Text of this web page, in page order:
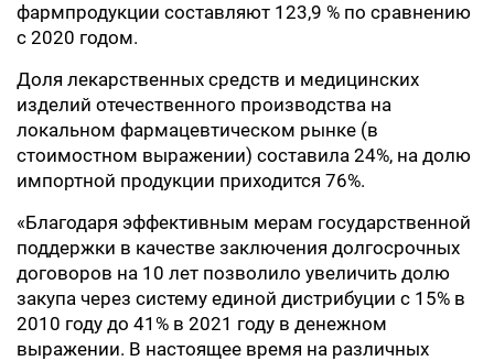
фармпродукции составляют 123,9 % по сравнению
с 2020 годом.
Доля лекарственных средств и медицинских
изделий отечественного производства на
локальном фармацевтическом рынке (в
стоимостном выражении) составила 24%, на долю
импортной продукции приходится 76%.
«Благодаря эффективным мерам государственной
поддержки в качестве заключения долгосрочных
договоров на 10 лет позволило увеличить долю
закупа через систему единой дистрибуции с 15% в
2010 году до 41% в 2021 году в денежном
выражении. В настоящее время на различных